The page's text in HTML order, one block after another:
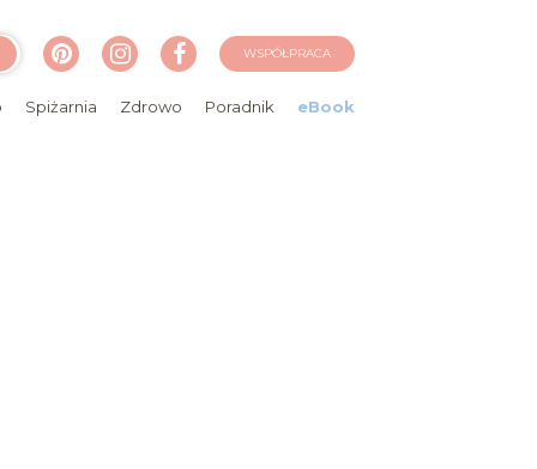
WSPÓŁPRACA
Spiżarnia Zdrowo Poradnik eBook